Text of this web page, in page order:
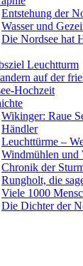
Entstehung der
Wasser und
Die Nordsee hat
Leuchtturm
auf der
Hochzeit
Wikinger: Raue
Händler
Leuchttürme –
Windmühlen und
Chronik der
Rungholt, die
Viele 1000
Die Dichter der